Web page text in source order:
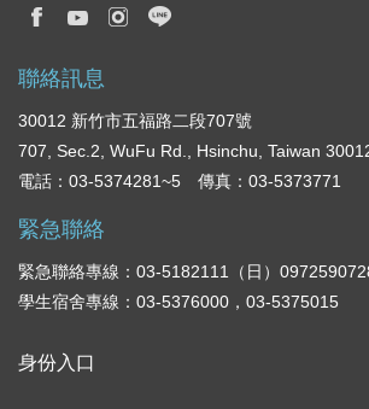
聯絡訊息
30012 新竹市五福路二段707號
707, Sec.2, WuFu Rd., Hsinchu, Taiwan
電話：03-5374281~5 傳真：03-5373771
緊急聯絡
緊急聯絡專線：03-5182111（日）
學生宿舍專線：03-5376000，03-5375015
身份入口